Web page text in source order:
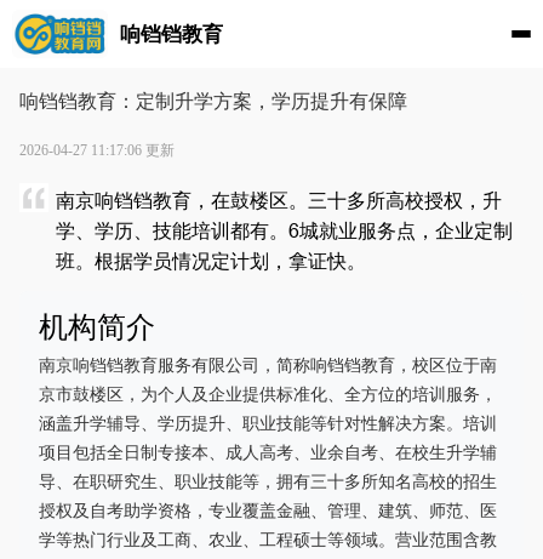
响铛铛教育
响铛铛教育：定制升学方案，学历提升有保障
2026-04-27 11:17:06 更新
南京响铛铛教育，在鼓楼区。三十多所高校授权，升
学、学历、技能培训都有。6城就业服务点，企业定制
班。根据学员情况定计划，拿证快。
机构简介
南京响铛铛教育服务有限公司，简称响铛铛教育，校区位于南
京市鼓楼区，为个人及企业提供标准化、全方位的培训服务，
涵盖升学辅导、学历提升、职业技能等针对性解决方案。培训
项目包括全日制专接本、成人高考、业余自考、在校生升学辅
导、在职研究生、职业技能等，拥有三十多所知名高校的招生
授权及自考助学资格，专业覆盖金融、管理、建筑、师范、医
学等热门行业及工商、农业、工程硕士等领域。营业范围含教